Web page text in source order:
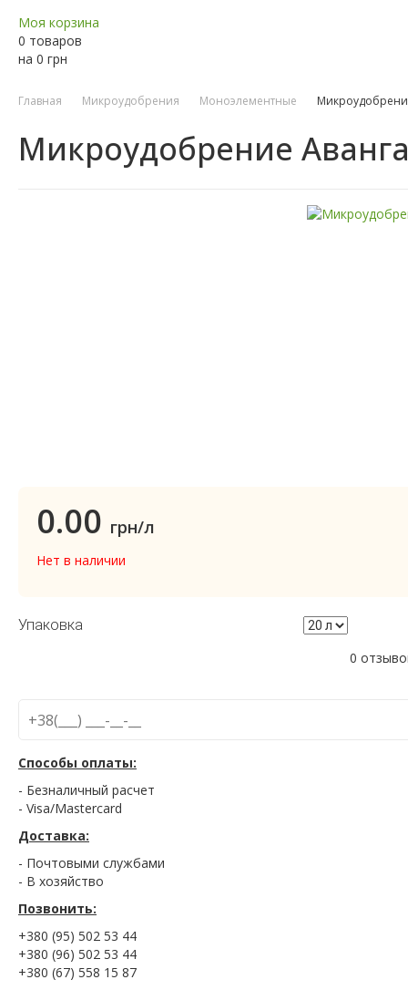
Моя корзина
0 товаров
на 0 грн
Главная Микроудобрения Моноэлементные
Микроудобрение
0.00 грн/л
Нет в наличии
Упаковка
0
Способы оплаты:
- Безналичный расчет
- Visa/Mastercard
Доставка:
- Почтовыми службами
- В хозяйство
Позвонить:
+380 (95) 502 53 44
+380 (96) 502 53 44
+380 (67) 558 15 87